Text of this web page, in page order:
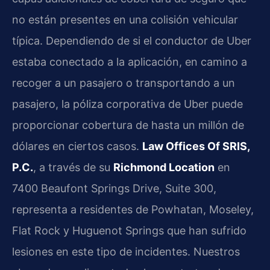
no están presentes en una colisión vehicular
típica. Dependiendo de si el conductor de Uber
estaba conectado a la aplicación, en camino a
recoger a un pasajero o transportando a un
pasajero, la póliza corporativa de Uber puede
proporcionar cobertura de hasta un millón de
dólares en ciertos casos. Law Offices Of SRIS,
P.C., a través de su Richmond Location en
7400 Beaufont Springs Drive, Suite 300,
representa a residentes de Powhatan, Moseley,
Flat Rock y Huguenot Springs que han sufrido
lesiones en este tipo de incidentes. Nuestros